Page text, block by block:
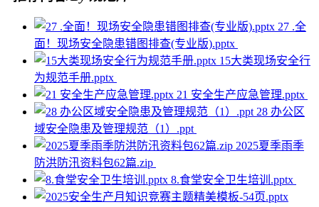
27 .全
面！现场安全隐患错图排查(专业版).pptx
15大类现场安全行
为规范手册.pptx
21 安全生产应急管理.pptx
28 办公区
域安全隐患及管理规范（1）.ppt
2025夏季雨季
防洪防汛资料包62篇.zip
8.食堂安全卫生培训.pptx